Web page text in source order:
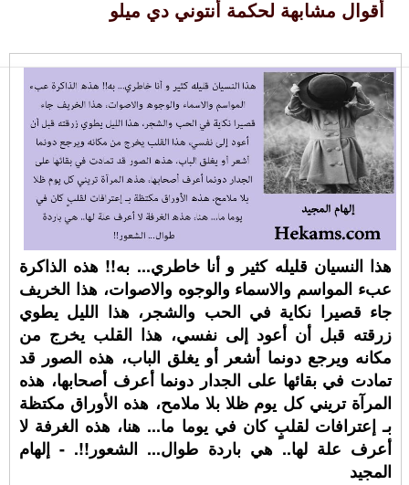
أقوال مشابهة لحكمة أنتوني دي ميلو
هذا النسيان قليله كثير و أنا خاطري... به!! هذه الذاكرة
عبء المواسم والاسماء والوجوه والاصوات، هذا الخريف
جاء قصيرا نكاية في الحب والشجر، هذا الليل يطوي
زرقته قبل أن أعود إلى نفسي، هذا القلب يخرج من
مكانه ويرجع دونما أشعر أو يغلق الباب، هذه الصور قد
تمادت في بقائها على الجدار دونما أعرف أصحابها، هذه
المرآة تريني كل يوم ظلا بلا ملامح، هذه الأوراق مكتظة
بـ إعترافات لقلبٍ كان في يوما ما... هنا، هذه الغرفة لا
أعرف علة لها.. هي باردة طوال... الشعور!!. - إلهام
المجيد